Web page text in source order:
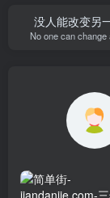
没人能改变另
No one can change